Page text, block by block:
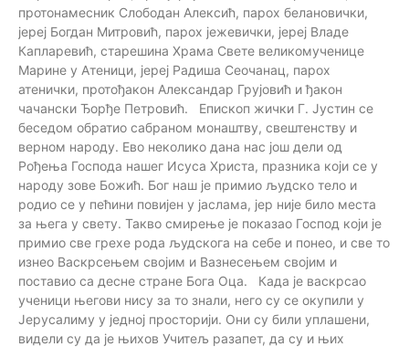
протонамесник Слободан Алексић, парох белановички,
јереј Богдан Митровић, парох јежевички, јереј Владе
Капларевић, старешина Храма Свете великомученице
Марине у Атеници, јереј Радиша Сеочанац, парох
атенички, протођакон Александар Грујовић и ђакон
чачански Ђорђе Петровић. Епископ жички Г. Јустин се
беседом обратио сабраном монаштву, свештенству и
верном народу. Ево неколико дана нас још дели од
Рођења Господа нашег Исуса Христа, празника који се у
народу зове Божић. Бог наш је примио људско тело и
родио се у пећини повијен у јаслама, јер није било места
за њега у свету. Такво смирење је показао Господ који је
примио све грехе рода људскога на себе и понео, и све то
изнео Васкрсењем својим и Вазнесењем својим и
поставио са десне стране Бога Оца. Када је васкрсао
ученици његови нису за то знали, него су се окупили у
Јерусалиму у једној просторији. Они су били уплашени,
видели су да је њихов Учитељ разапет, да су и њих